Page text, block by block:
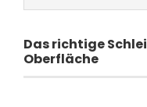
Das richtige
Oberfläche